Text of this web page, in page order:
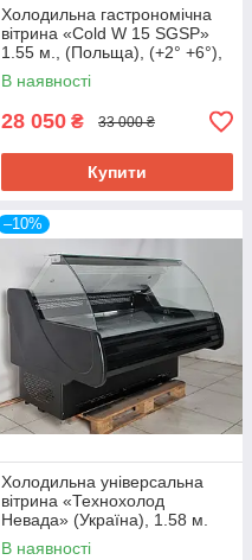
Холодильна гастрономічна
вітрина «Cold W 15 SGSP»
1.55 м., (Польща), (+2° +6°),
викладка 73 см., Б/у
В наявності
28 050 ₴ 33 000 ₴
Купити
–10%
Холодильна універсальна
вітрина «Технохолод
Невада» (Україна), 1.58 м.
(-5° +5°), викладка 90 см., Б/у
В наявності